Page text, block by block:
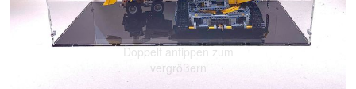
Doppelt antippen zum
vergrößern